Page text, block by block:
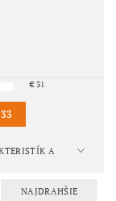
€31
33
A
NAJDRAHŠIE